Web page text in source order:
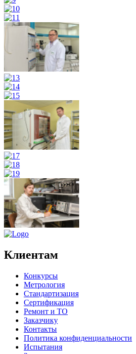
Клиентам
Конкурсы
Метрология
Стандартизация
Сертификация
Ремонт и ТО
Заказчику
Контакты
Политика конфиденциальности
Испытания